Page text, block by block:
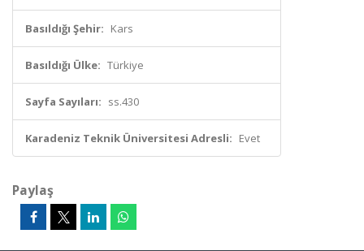
Basıldığı Şehir: Kars
Basıldığı Ülke: Türkiye
Sayfa Sayıları: ss.430
Karadeniz Teknik Üniversitesi Adresli: Evet
Paylaş